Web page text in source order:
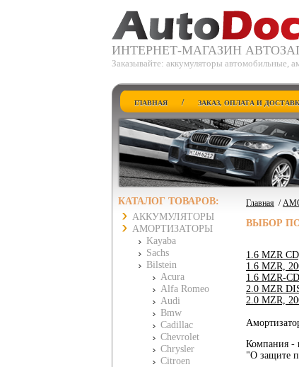
ИНТЕРНЕТ-МАГАЗИН
Заказывайте: аккумуляторы автомобильные,
ГЛАВНАЯ / ЗАКАЗ, ОПЛАТА И
КАТАЛОГ ТОВАРОВ:
АККУМУЛЯТОРЫ
АМОРТИЗАТОРЫ
Kayaba
Sachs
Bilstein
Acura
Alfa Romeo
Audi
Bmw
Cadillac
Chevrolet
Chrysler
Citroen
Главная /
ВЫБОР
1.6 MZR
1.6 MZR,
1.6 MZR-
2.0 MZR
2.0 MZR,
Компания -
"О защите